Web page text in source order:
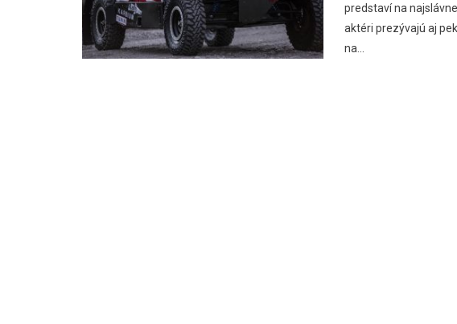
predstaví na
aktéri prezývajú aj
na…